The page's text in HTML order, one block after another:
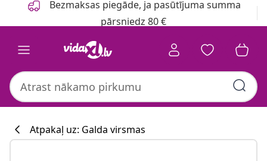
Bezmaksas piegāde, ja pasūtījuma summa
pārsniedz 80 €
Atpakaļ uz: Galda virsmas